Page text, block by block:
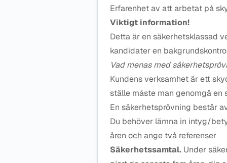
Erfarenhet av att arbetat på
Viktigt information!
Detta är en säkerhetsklassad
kandidater en
Vad menas med
Kundens verksamhet är ett
ställe måste man genomgå en
En säkerhetsprövning består
Du behöver lämna in intyg/
åren och ange två referenser
Säkerhetssamtal. Under